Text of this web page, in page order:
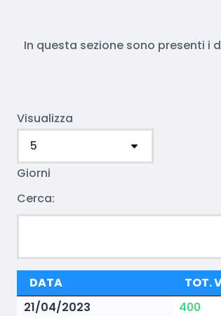
In questa sezione sono presenti i
Visualizza
Giorni
Cerca:
DATA TOT.
21/04/2023
400